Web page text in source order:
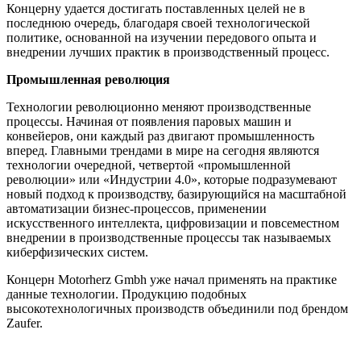
Концерну удается достигать поставленных целей не в
последнюю очередь, благодаря своей технологической
политике, основанной на изучении передового опыта и
внедрении лучших практик в производственный процесс.
Промышленная революция
Технологии революционно меняют производственные
процессы. Начиная от появления паровых машин и
конвейеров, они каждый раз двигают промышленность
вперед. Главными трендами в мире на сегодня являются
технологии очередной, четвертой «промышленной
революции» или «Индустрии 4.0», которые подразумевают
новый подход к производству, базирующийся на масштабной
автоматизации бизнес-процессов, применении
искусственного интеллекта, цифровизации и повсеместном
внедрении в производственные процессы так называемых
киберфизических систем.
Концерн Motorherz Gmbh уже начал применять на практике
данные технологии. Продукцию подобных
высокотехнологичных производств объединили под брендом
Zaufer.